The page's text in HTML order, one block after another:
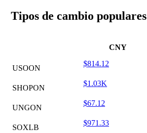
Tipos de cambio populares
CNY
USOON
$814.12
SHOPON
$1.03K
UNGON
$67.12
SOXLB
$971.33